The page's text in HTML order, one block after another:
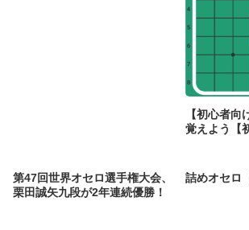
【初心者
覚えよう【
第47回世界オセロ選手権大会、
栗田誠矢九段が2年連続優勝！
詰めオセロ